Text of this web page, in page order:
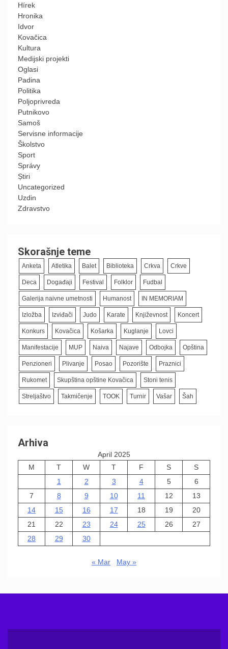
Hírek
Hronika
Idvor
Kovačica
Kultura
Medijski projekti
Oglasi
Padina
Politika
Poljoprivreda
Putnikovo
Samoš
Servisne informacije
Školstvo
Sport
Správy
Știri
Uncategorized
Uzdin
Zdravstvo
Skorašnje teme
Anketa Atletika Balet Biblioteka Crkva Crkve
Deca Događaji Festival Folklor Fudbal
Galerija naivne umetnosti Humanost IN MEMORIAM
Izložba Izviđači Judo Karate Književnost Koncert
Konkurs Kovačica Košarka Kuglanje Lovci
Manifestacije MUP Naiva Najave Odbojka Opština
Penzioneri Plivanje Posao Pozorište Praznici
Rukomet Skupština opštine Kovačica Stoni tenis
Streljaštvo Takmičenje TOOK Turnir Vašar Šah
Arhiva
April 2025
M
T W T F S
S
1
2 3 4 5
6
7
8 9 10 11 12
13
14
15 16 17 18 19
20
21
22 23 24 25 26
27
28
29 30
« Mar May »